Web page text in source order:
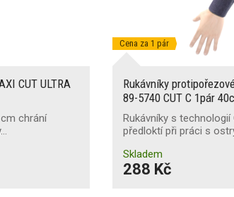
CUT ULTRA
chrání
Cena za 1 pár
Rukávníky
89-5740 CUT C 1pár
Rukávníky s
předloktí při práci s
Skladem
288 Kč